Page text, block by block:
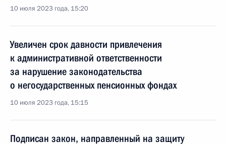
10 июля 2023 года, 15:20
Увеличен срок давности привлечения
к административной ответственности
за нарушение законодательства
о негосударственных пенсионных фондах
10 июля 2023 года, 15:15
Подписан закон, направленный на защиту